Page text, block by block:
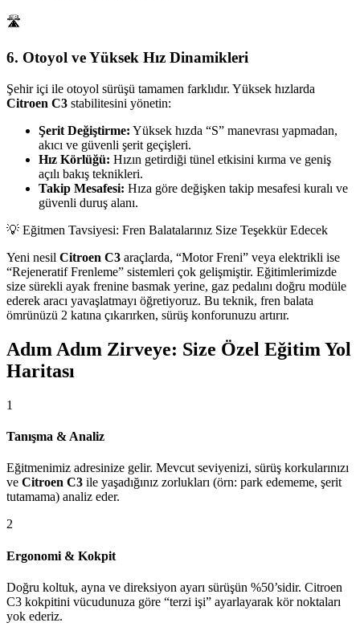
🛣️
6. Otoyol ve Yüksek Hız Dinamikleri
Şehir içi ile otoyol sürüşü tamamen farklıdır. Yüksek hızlarda
Citroen C3 stabilitesini yönetin:
Şerit Değiştirme: Yüksek hızda “S” manevrası yapmadan,
akıcı ve güvenli şerit geçişleri.
Hız Körlüğü: Hızın getirdiği tünel etkisini kırma ve geniş
açılı bakış teknikleri.
Takip Mesafesi: Hıza göre değişken takip mesafesi kuralı ve
güvenli duruş alanı.
💡 Eğitmen Tavsiyesi: Fren Balatalarınız Size Teşekkür Edecek
Yeni nesil Citroen C3 araçlarda, “Motor Freni” veya elektrikli ise
“Rejeneratif Frenleme” sistemleri çok gelişmiştir. Eğitimlerimizde
size sürekli ayak frenine basmak yerine, gaz pedalını doğru modüle
ederek aracı yavaşlatmayı öğretiyoruz. Bu teknik, fren balata
ömrünüzü 2 katına çıkarırken, sürüş konforunuzu artırır.
Adım Adım Zirveye: Size Özel Eğitim Yol
Haritası
1
Tanışma & Analiz
Eğitmenimiz adresinize gelir. Mevcut seviyenizi, sürüş korkularınızı
ve Citroen C3 ile yaşadığınız zorlukları (örn: park edememe, şerit
tutamama) analiz eder.
2
Ergonomi & Kokpit
Doğru koltuk, ayna ve direksiyon ayarı sürüşün %50’sidir. Citroen
C3 kokpitini vücudunuza göre “terzi işi” ayarlayarak kör noktaları
yok ederiz.